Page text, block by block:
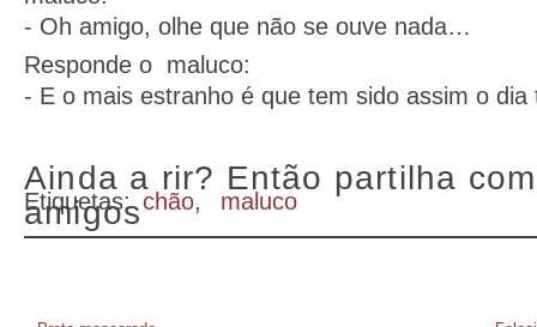
- Oh amigo, olhe que não se ouve nada…
Responde o maluco:
- E o mais estranho é que tem sido assim o dia
Ainda a rir? Então partilha
amigos
Etiquetas: chão, maluco